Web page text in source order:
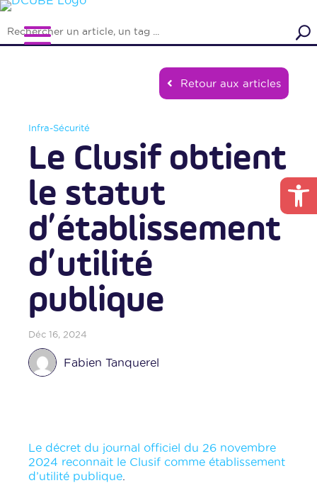
Ouvrir
Retour aux articles
Infra-Sécurité
Le Clusif obtient
le statut
d’établissement
d’utilité
publique
Déc 16, 2024
Fabien Tanquerel
Le décret du journal officiel du 26 novembre
2024 reconnait le Clusif comme établissement
d’utilité publique